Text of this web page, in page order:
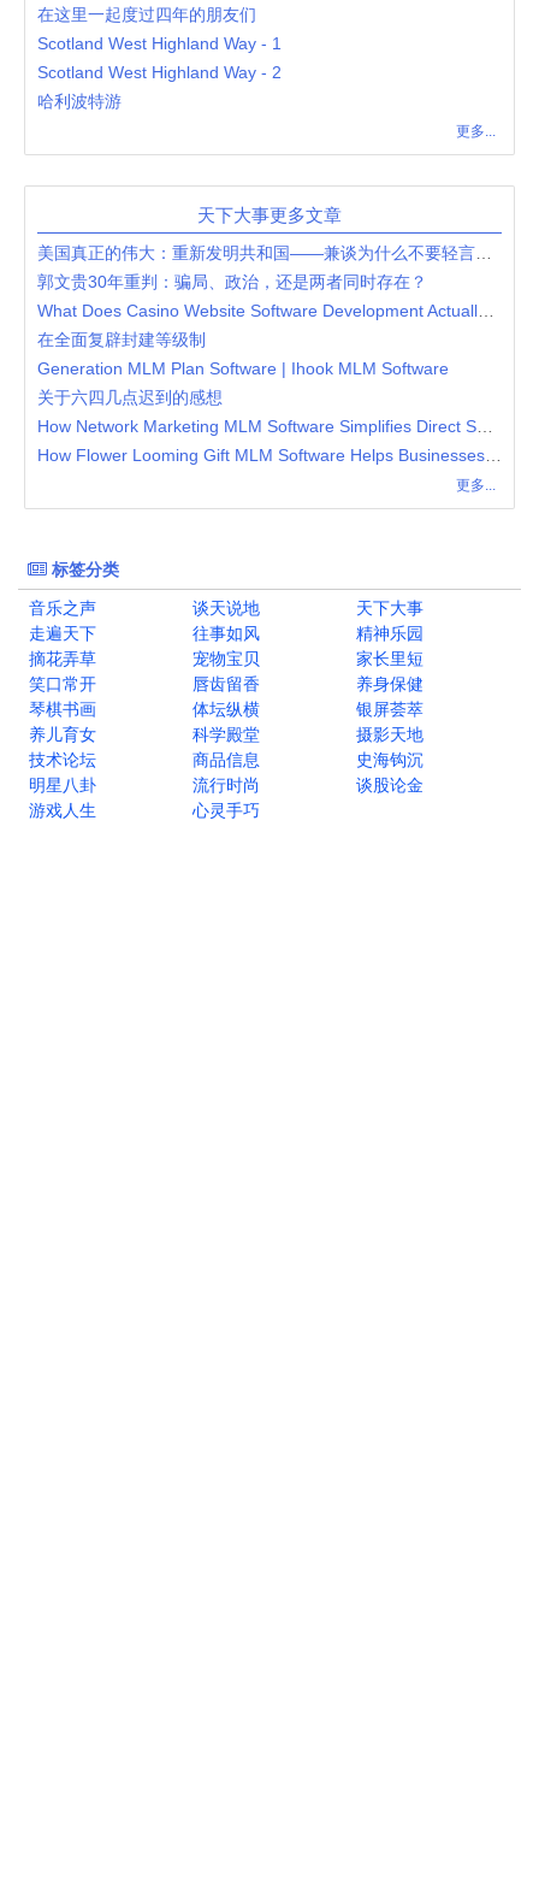
在这里一起度过四年的朋友们
Scotland West Highland Way - 1
Scotland West Highland Way - 2
哈利波特游
更多...
天下大事更多文章
郭文贵30年重判：骗局、政治，还是两者同时存在？
在全面复辟封建等级制
Generation MLM Plan Software | Ihook MLM Software
关于六四几点迟到的感想
更多...
标签分类
音乐之声
谈天说地
天下大事
走遍天下
往事如风
精神乐园
摘花弄草
宠物宝贝
家长里短
笑口常开
唇齿留香
养身保健
琴棋书画
体坛纵横
银屏荟萃
养儿育女
科学殿堂
摄影天地
技术论坛
商品信息
史海钩沉
明星八卦
流行时尚
谈股论金
游戏人生
心灵手巧